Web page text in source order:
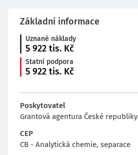
Základní informace
Uznané náklady
5 922 tis. Kč
Statní podpora
5 922 tis. Kč
Poskytovatel
Grantová agentura České republiky
CEP
CB - Analytická chemie, separace